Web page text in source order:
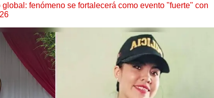
fenómeno se fortalecerá como evento "fuerte" con